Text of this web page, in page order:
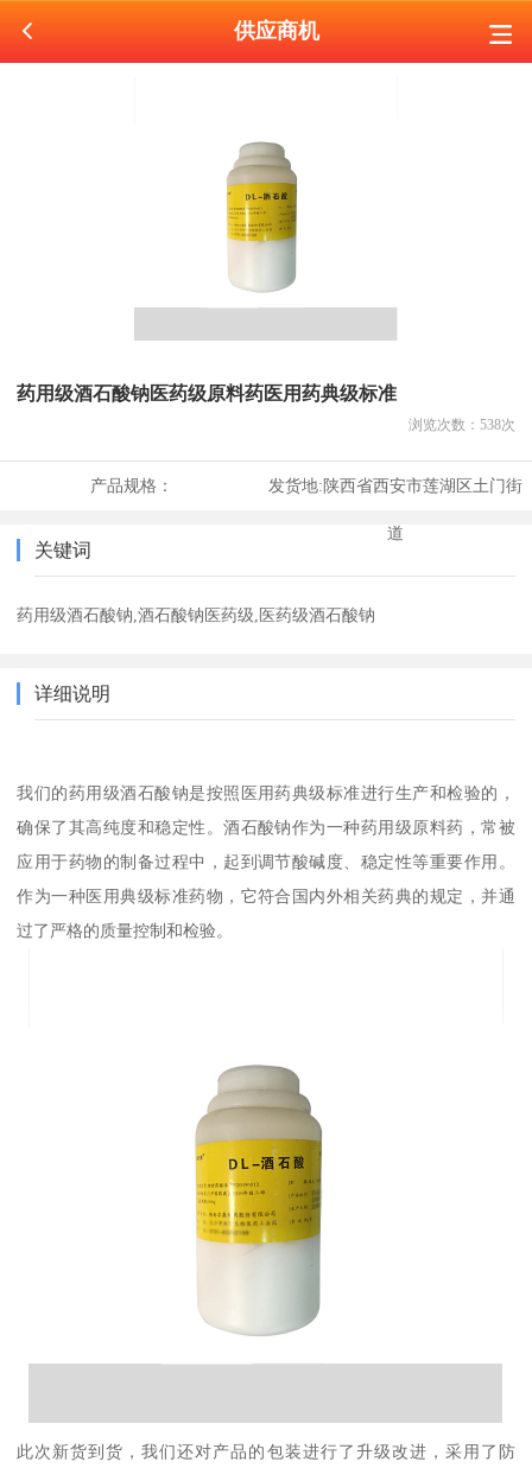
供应商机
药用级酒石酸钠医药级原料药医用药典级标准
浏览次数： 538次
产品规格： 发货地:陕西省西安市莲湖区土门街
道
关键词
药用级酒石酸钠,酒石酸钠医药级,医药级酒石酸钠
详细说明
我们的药用级酒石酸钠是按照医用药典级标准进行生产和检验的，
确保了其高纯度和稳定性。酒石酸钠作为一种药用级原料药，常被
应用于药物的制备过程中，起到调节酸碱度、稳定性等重要作用。
作为一种医用典级标准药物，它符合国内外相关药典的规定，并通
过了严格的质量控制和检验。
此次新货到货，我们还对产品的包装进行了升级改进，采用了防